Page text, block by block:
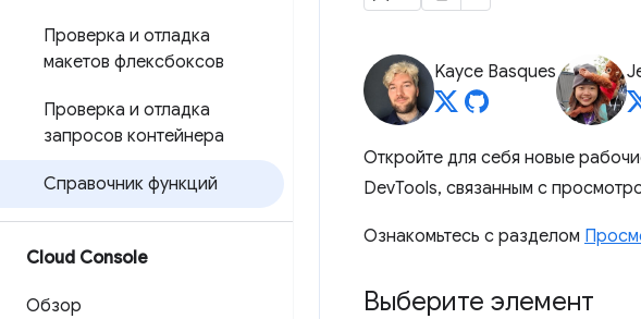
Проверка и отладка
макетов флексбоксов
Проверка и отладка
запросов контейнера
Справочник функций
Cloud Console
Обзор
Kayce Basques
Откройте для себя новые
DevTools, связанным с
Ознакомьтесь с разделом
Выберите элемент